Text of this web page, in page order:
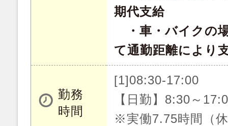
期代支給
・車・バイクの
て通勤距離により
勤務
時間
[1]08:30-17:00
【日勤】8:30～
※実働7.75時間（